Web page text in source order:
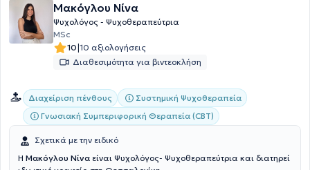
Μακόγλου Νίνα
Ψυχολόγος - Ψυχοθεραπεύτρια
MSc
10|10 αξιολογήσεις
Διαθεσιμότητα για βιντεοκλήση
Διαχείριση πένθους
Συστημική Ψυχοθεραπεία
Γνωσιακή Συμπεριφορική Θεραπεία (CBT)
Σχετικά με την ειδικό
Η Μακόγλου Νίνα είναι Ψυχολόγος- Ψυχοθεραπεύτρια και διατηρεί